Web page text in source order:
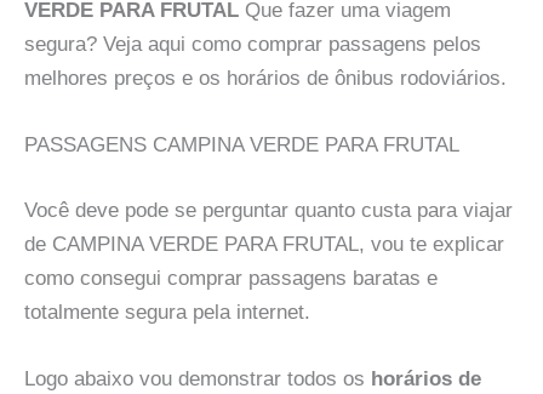
VERDE PARA FRUTAL Que fazer uma viagem
segura? Veja aqui como comprar passagens pelos
melhores preços e os horários de ônibus rodoviários.
PASSAGENS CAMPINA VERDE PARA FRUTAL
Você deve pode se perguntar quanto custa para viajar
de CAMPINA VERDE PARA FRUTAL, vou te explicar
como consegui comprar passagens baratas e
totalmente segura pela internet.
Logo abaixo vou demonstrar todos os horários de